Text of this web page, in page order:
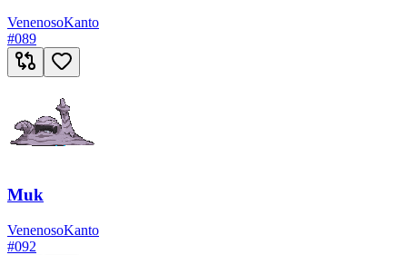
VenenosoKanto
#089
Muk
VenenosoKanto
#092